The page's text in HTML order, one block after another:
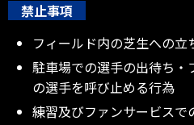
禁止事項
フィールド内の芝生への立
駐車場での選手の出待ち
の選手を呼び止める行為
練習及びファンサービスで